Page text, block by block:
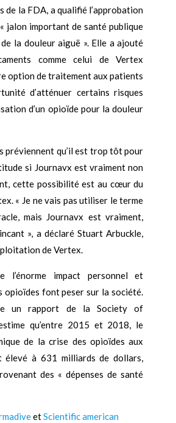
de la FDA, a qualifié l’approbation
jalon important de santé publique
la douleur aiguë ». Elle a ajouté
comme celui de Vertex
option de traitement aux patients
d’atténuer certains risques
d’un opioïde pour la douleur
préviennent qu’il est trop tôt pour
si Journavx est vraiment non
cette possibilité est au cœur du
« Je ne vais pas utiliser le terme
mais Journavx est vraiment,
», a déclaré Stuart Arbuckle,
de Vertex.
l’énorme impact personnel et
opioïdes font peser sur la société.
un rapport de la Society of
qu’entre 2015 et 2018, le
de la crise des opioïdes aux
élevé à 631 milliards de dollars,
des « dépenses de santé
etScientific american